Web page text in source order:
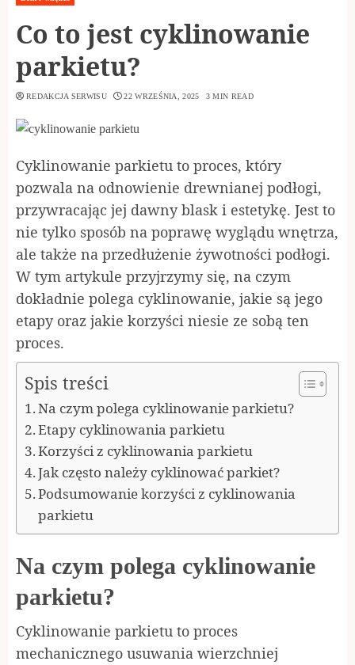
Co to jest cyklinowanie
parkietu?
REDAKCJA SERWISU 22 WRZEŚNIA, 2025 3 MIN READ
Cyklinowanie parkietu to proces, który
pozwala na odnowienie drewnianej podłogi,
przywracając jej dawny blask i estetykę. Jest to
nie tylko sposób na poprawę wyglądu wnętrza,
ale także na przedłużenie żywotności podłogi.
W tym artykule przyjrzymy się, na czym
dokładnie polega cyklinowanie, jakie są jego
etapy oraz jakie korzyści niesie ze sobą ten
proces.
Spis treści
Na czym polega cyklinowanie parkietu?
Etapy cyklinowania parkietu
Korzyści z cyklinowania parkietu
Jak często należy cyklinować parkiet?
Podsumowanie korzyści z cyklinowania
parkietu
Na czym polega cyklinowanie
parkietu?
Cyklinowanie parkietu to proces
mechanicznego usuwania wierzchniej